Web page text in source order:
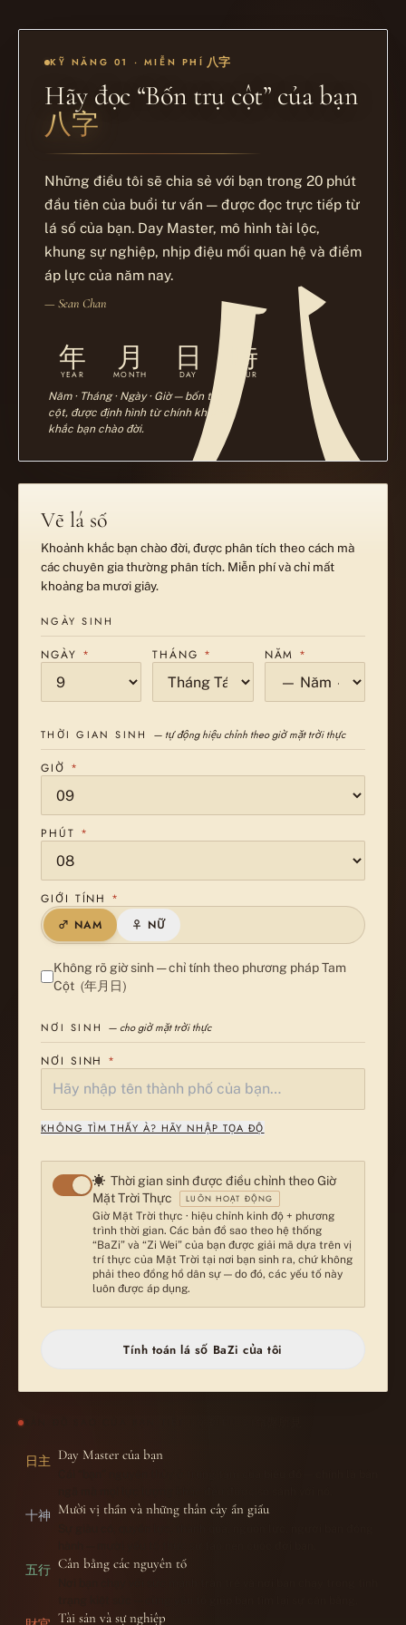
KỸ NĂNG 01 · MIỄN PHÍ 八字
Hãy đọc “Bốn trụ cột” của bạn
八字
Những điều tôi sẽ chia sẻ với bạn trong 20 phút
đầu tiên của buổi tư vấn — được đọc trực tiếp từ
lá số của bạn. Day Master, mô hình tài lộc,
khung sự nghiệp, nhịp điệu mối quan hệ và điểm
áp lực của năm nay.
— Sean Chan
年
YEAR 月
MONTH 日
DAY 時
HOUR
Năm · Tháng · Ngày · Giờ — bốn trụ
cột, được định hình từ chính khoảnh
khắc bạn chào đời.
Vẽ lá số
Khoảnh khắc bạn chào đời, được phân tích theo cách mà
các chuyên gia thường phân tích. Miễn phí và chỉ mất
khoảng ba mươi giây.
NGÀY SINH
NGÀY * THÁNG * NĂM *
THỜI GIAN SINH — tự động hiệu chỉnh theo giờ mặt trời thực
GIỜ *
PHÚT *
GIỚI TÍNH *
♂ NAM
♀ NỮ
Không rõ giờ sinh — chỉ tính theo phương pháp Tam
Cột (年月日)
NƠI SINH — cho giờ mặt trời thực
NƠI SINH *
KHÔNG TÌM THẤY À? HÃY NHẬP TỌA ĐỘ
☀ Thời gian sinh được điều chỉnh theo Giờ
Mặt Trời Thực
LUÔN HOẠT ĐỘNG
Giờ Mặt Trời thực · hiệu chỉnh kinh độ + phương
trình thời gian. Các bản đồ sao theo hệ thống
“BaZi” và “Zi Wei” của bạn được giải mã dựa trên vị
trí thực của Mặt Trời tại nơi bạn sinh ra, chứ không
phải theo đồng hồ dân sự — do đó, các yếu tố này
luôn được áp dụng.
Tính toán lá số BaZi của tôi
日主 Day Master của bạn
十神 Mười vị thần và những thân cây ẩn giấu
五行 Cân bằng các nguyên tố
Tài sản và sự nghiệp